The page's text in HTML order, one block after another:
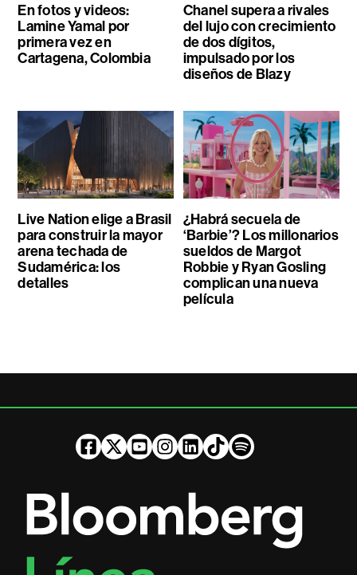
En fotos y videos:
Lamine Yamal por
primera vez en
Cartagena, Colombia
Chanel supera a rivales
del lujo con crecimiento
de dos dígitos,
impulsado por los
diseños de Blazy
Live Nation elige a Brasil
para construir la mayor
arena techada de
Sudamérica: los
detalles
¿Habrá secuela de
‘Barbie’? Los millonarios
sueldos de Margot
Robbie y Ryan Gosling
complican una nueva
película